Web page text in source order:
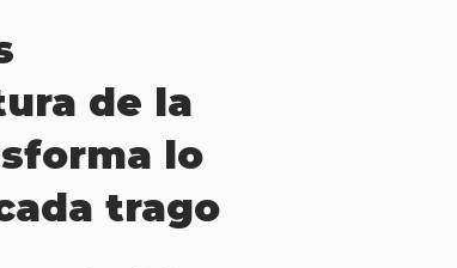
de la
lo
trago